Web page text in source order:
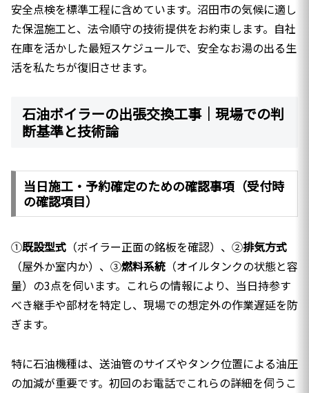
安全点検を標準工程に含めています。沼田市の気候に適し
た保温施工と、法令順守の技術提供をお約束します。自社
在庫を活かした最短スケジュールで、安全なお湯の出る生
活を私たちが復旧させます。
石油ボイラーの出張交換工事｜現場での判
断基準と技術論
当日施工・予約確定のための確認事項（受付時
の確認項目）
①既設型式 （ボイラー正面の銘板を確認）、②排気方式
（屋外か室内か）、③燃料系統 （オイルタンクの状態と容
量）の3点を伺います。これらの情報により、当日持参す
べき継手や部材を特定し、現場での想定外の作業遅延を防
ぎます。
特に石油機種は、送油管のサイズやタンク位置による油圧
の加減が重要です。初回のお電話でこれらの詳細を伺うこ